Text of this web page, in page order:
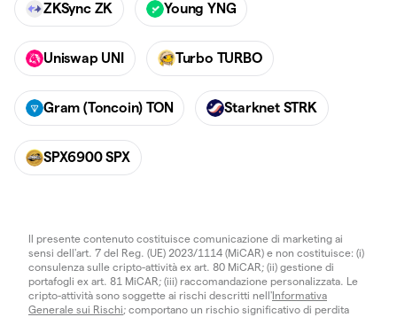
ZKSync ZK Young YNG
Uniswap UNI Turbo TURBO
Gram (Toncoin) TON Starknet STRK
SPX6900 SPX
Il presente contenuto costituisce comunicazione di marketing ai
sensi dell'art. 7 del Reg. (UE) 2023/1114 (MiCAR) e non costituisce: (i)
consulenza sulle cripto-attività ex art. 80 MiCAR; (ii) gestione di
portafogli ex art. 81 MiCAR; (iii) raccomandazione personalizzata. Le
cripto-attività sono soggette ai rischi descritti nell' Informativa
Generale sui Rischi; comportano un rischio significativo di perdita